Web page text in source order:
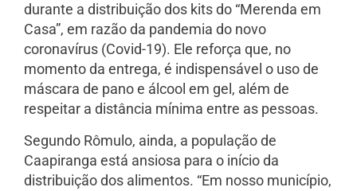
durante a distribuição dos kits do “Merenda em
Casa”, em razão da pandemia do novo
coronavírus (Covid-19). Ele reforça que, no
momento da entrega, é indispensável o uso de
máscara de pano e álcool em gel, além de
respeitar a distância mínima entre as pessoas.
Segundo Rômulo, ainda, a população de
Caapiranga está ansiosa para o início da
distribuição dos alimentos. “Em nosso município,